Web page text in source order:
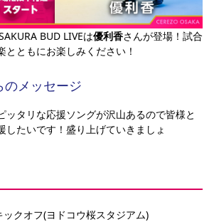
STADIUM
シー SDGsのゴール
インパクトレポート
POSITIVE LEAGUES 取り組み実績
舞洲
ル その他スポーツクラブ
チケット
ファンクラブ
ナー スポーツクラブ メディア 30周年
BUD LIVEは優利香さんが登場！試合
とともにお楽しみください！
メッセージ
ッタリな応援ソングが沢山あるので皆様と
したいです！盛り上げていきましょ
クオフ(ヨドコウ桜スタジアム)